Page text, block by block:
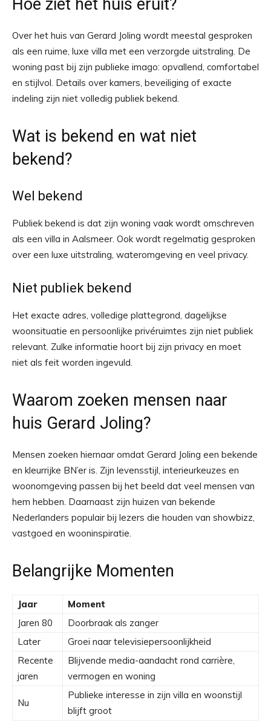
Hoe ziet het huis eruit?
Over het huis van Gerard Joling wordt meestal gesproken
als een ruime, luxe villa met een verzorgde uitstraling. De
woning past bij zijn publieke imago: opvallend, comfortabel
en stijlvol. Details over kamers, beveiliging of exacte
indeling zijn niet volledig publiek bekend.
Wat is bekend en wat niet
bekend?
Wel bekend
Publiek bekend is dat zijn woning vaak wordt omschreven
als een villa in Aalsmeer. Ook wordt regelmatig gesproken
over een luxe uitstraling, wateromgeving en veel privacy.
Niet publiek bekend
Het exacte adres, volledige plattegrond, dagelijkse
woonsituatie en persoonlijke privéruimtes zijn niet publiek
relevant. Zulke informatie hoort bij zijn privacy en moet
niet als feit worden ingevuld.
Waarom zoeken mensen naar
huis Gerard Joling?
Mensen zoeken hiernaar omdat Gerard Joling een bekende
en kleurrijke BN’er is. Zijn levensstijl, interieurkeuzes en
woonomgeving passen bij het beeld dat veel mensen van
hem hebben. Daarnaast zijn huizen van bekende
Nederlanders populair bij lezers die houden van showbizz,
vastgoed en wooninspiratie.
Belangrijke Momenten
Jaar
Moment
Jaren 80
Doorbraak als zanger
Later
Groei naar televisiepersoonlijkheid
Recente
jaren
Blijvende media-aandacht rond carrière,
vermogen en woning
Nu
Publieke interesse in zijn villa en woonstijl
blijft groot